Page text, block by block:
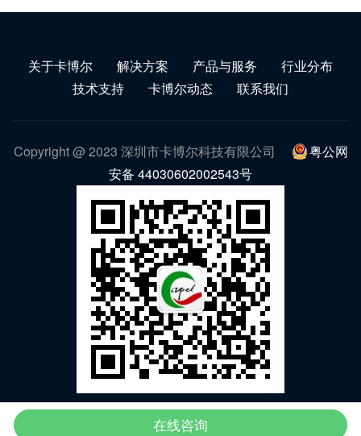
关于卡博尔 解决方案 产品与服务
行业分布
技术支持
卡博尔动态 联系我们
Copyright @ 2023 深圳市卡博尔科技有限公司
粤公网
安备 44030602002543号
微信公众号
在线咨询